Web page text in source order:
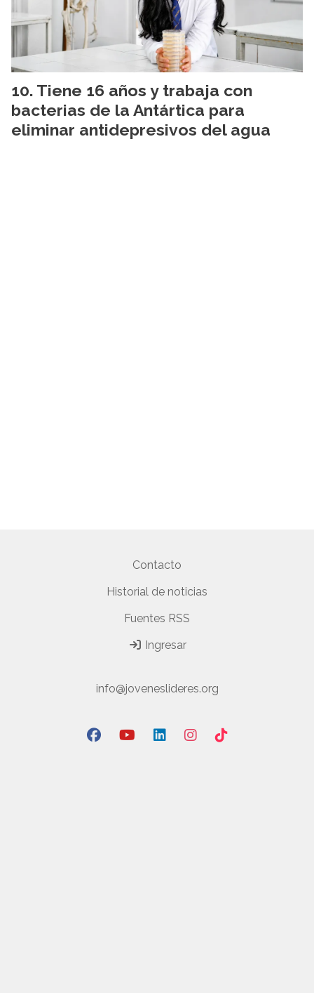
Tiene 16 años y trabaja con
bacterias de la Antártica para
eliminar antidepresivos del agua
Contacto
Historial de noticias
Fuentes RSS
Ingresar
info@joveneslideres.org